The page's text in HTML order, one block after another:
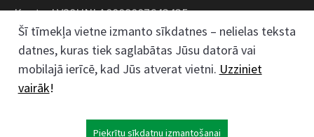
Konts: LV28UNLA0008007643435
Kokaudzētavas iela 1, Zaļenieki, Zaļenieku
pagasts, Jelgavas novads, LV- 3011, Latvija
Šī tīmekļa vietne izmanto sīkdatnes – nelielas teksta
datnes, kuras tiek saglabātas Jūsu datorā vai
mobilajā ierīcē, kad Jūs atverat vietni. Uzziniet
vairāk!
Piekrītu sīkdatņu izmantošanai